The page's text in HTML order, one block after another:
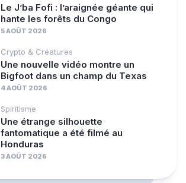
Le J’ba Fofi : l’araignée géante qui
hante les forêts du Congo
5 AOÛT 2026
Crypto & Créatures
Une nouvelle vidéo montre un
Bigfoot dans un champ du Texas
4 AOÛT 2026
Spiritisme
Une étrange silhouette
fantomatique a été filmé au
Honduras
3 AOÛT 2026